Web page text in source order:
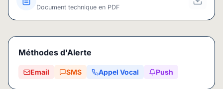
Document technique en PDF
Méthodes d'Alerte
Email SMS Appel Vocal Push